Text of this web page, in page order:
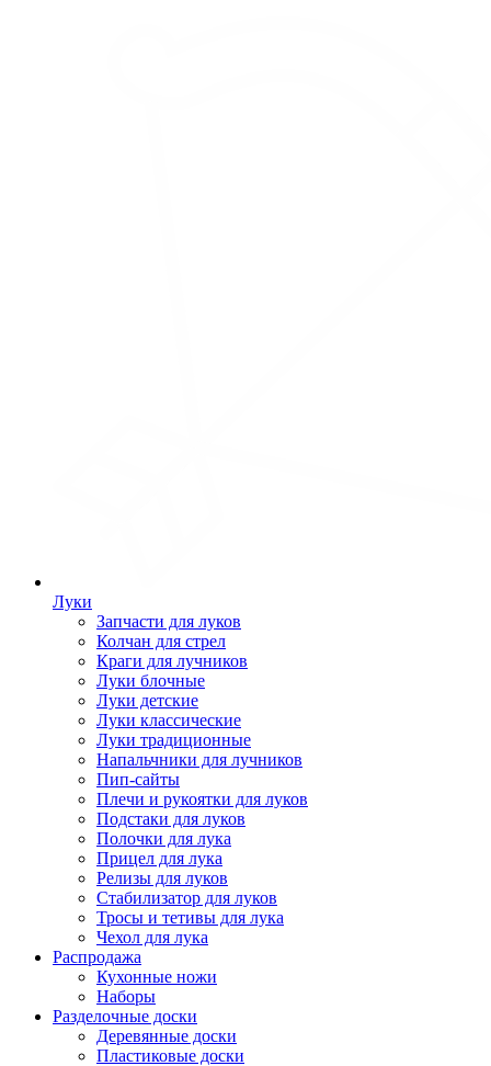
Луки
Запчасти для луков
Колчан для стрел
Краги для лучников
Луки блочные
Луки детские
Луки классические
Луки традиционные
Напальчники для лучников
Пип-сайты
Плечи и рукоятки для луков
Подстаки для луков
Полочки для лука
Прицел для лука
Релизы для луков
Стабилизатор для луков
Тросы и тетивы для лука
Чехол для лука
Распродажа
Кухонные ножи
Наборы
Разделочные доски
Деревянные доски
Пластиковые доски